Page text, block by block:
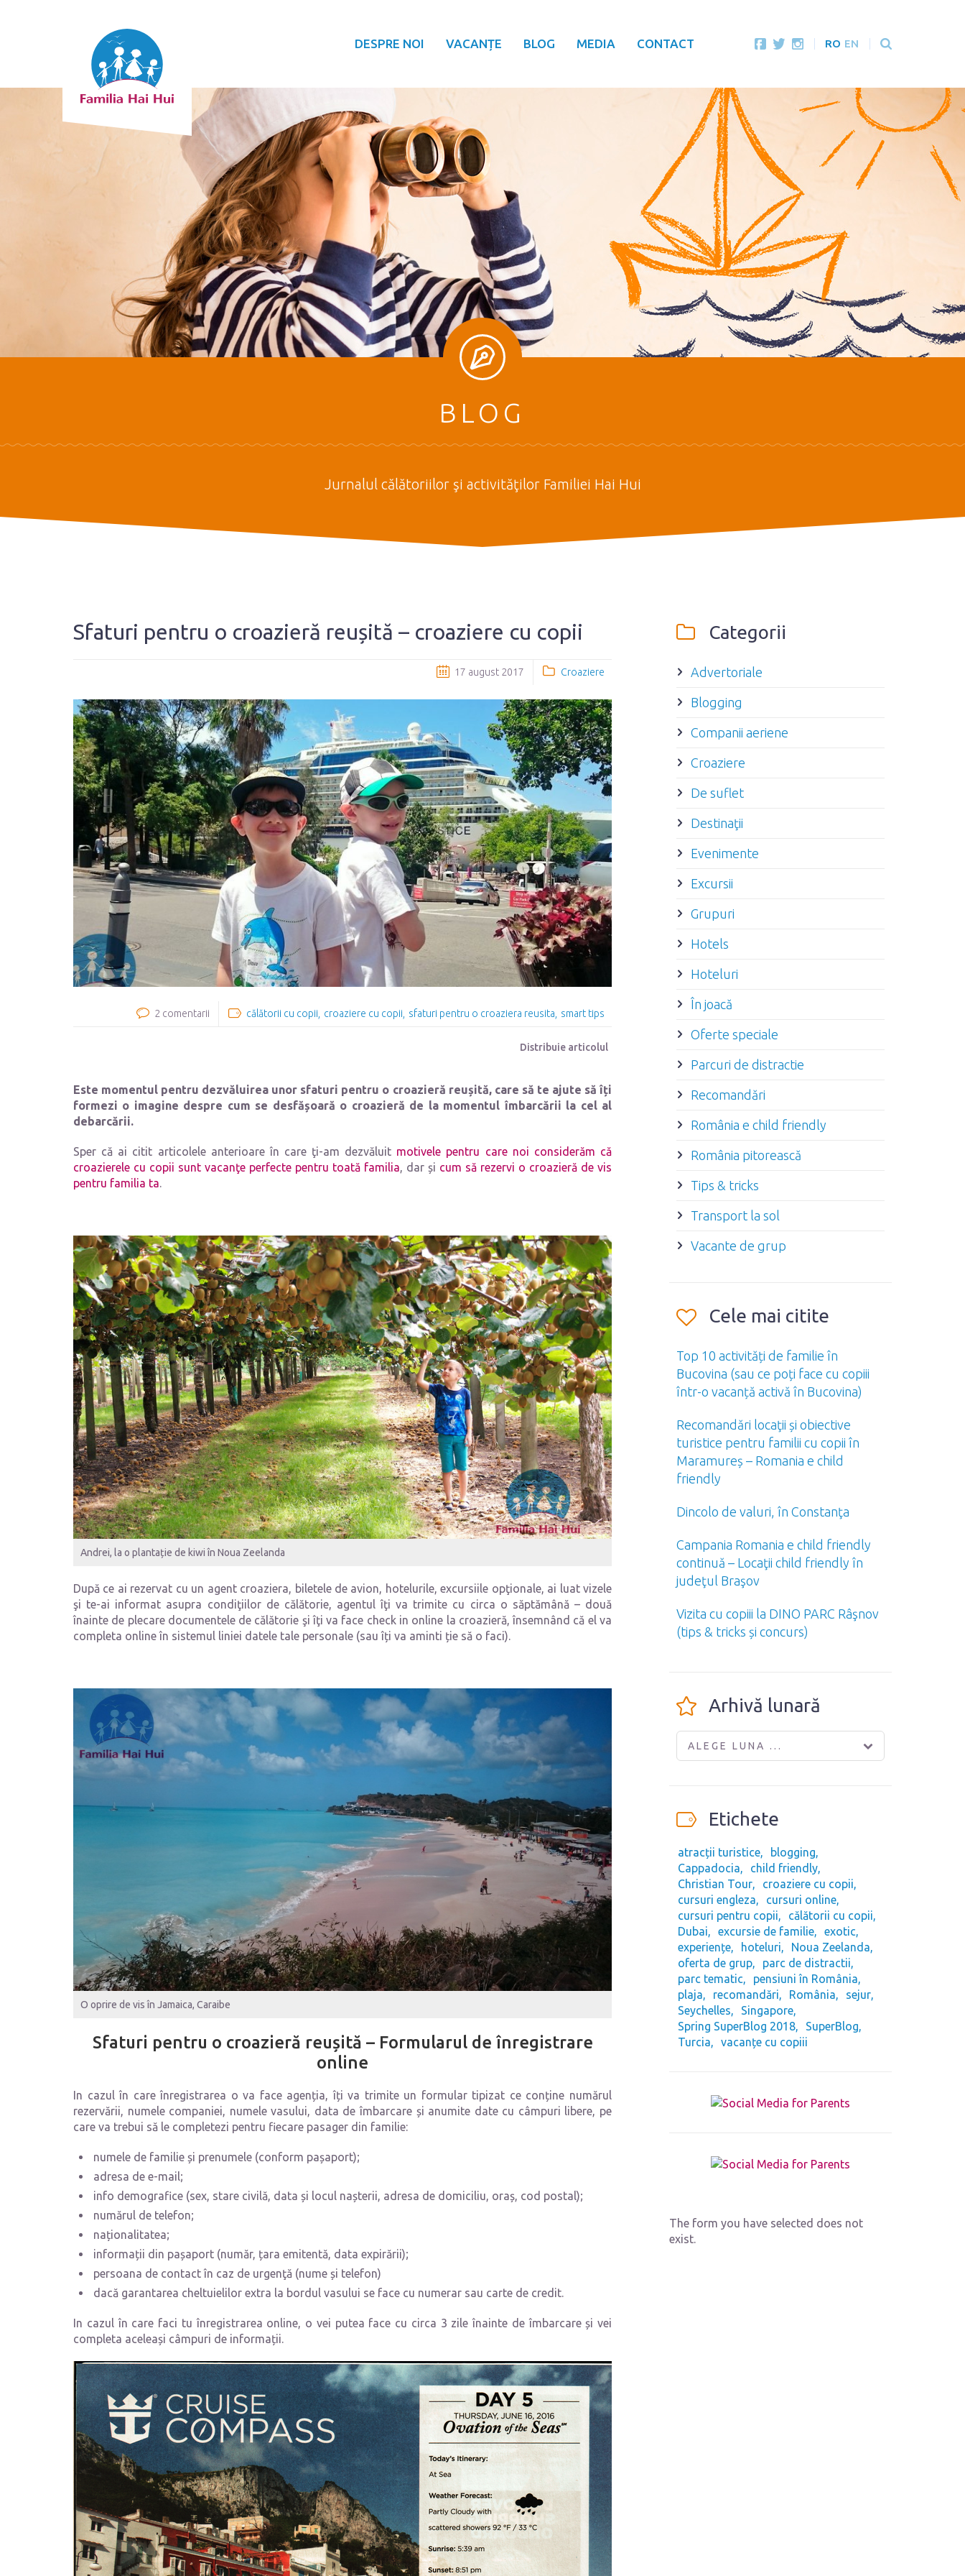
DESPRE NOI VACANȚE BLOG MEDIA CONTACT RO EN
BLOG
Jurnalul călătoriilor şi activităţilor Familiei Hai Hui
Sfaturi pentru o croazieră reușită – croaziere cu copii
17 august 2017 Croaziere
2 comentarii călătorii cu copii croaziere cu copii sfaturi pentru o croaziera reusita smart tips
Distribuie articolul
Este momentul pentru dezvăluirea unor sfaturi pentru o croazieră reușită, care să te ajute să îți
formezi o imagine despre cum se desfășoară o croazieră de la momentul îmbarcării la cel al
debarcării.
Sper că ai citit articolele anterioare în care ţi-am dezvăluit motivele pentru care noi considerăm că
croazierele cu copii sunt vacanţe perfecte pentru toată familia, dar și cum să rezervi o croazieră de vis
pentru familia ta.
Andrei, la o plantație de kiwi în Noua Zeelanda
După ce ai rezervat cu un agent croaziera, biletele de avion, hotelurile, excursiile opţionale, ai luat vizele
şi te-ai informat asupra condiţiilor de călătorie, agentul îţi va trimite cu circa o săptămână – două
înainte de plecare documentele de călătorie şi îţi va face check in online la croazieră, însemnând că el va
completa online în sistemul liniei datele tale personale (sau îți va aminti ție să o faci).
O oprire de vis în Jamaica, Caraibe
Sfaturi pentru o croazieră reușită – Formularul de înregistrare
online
In cazul în care înregistrarea o va face agenția, îți va trimite un formular tipizat ce conține numărul
rezervării, numele companiei, numele vasului, data de îmbarcare și anumite date cu câmpuri libere, pe
care va trebui să le completezi pentru fiecare pasager din familie:
numele de familie și prenumele (conform pașaport);
adresa de e-mail;
info demografice (sex, stare civilă, data și locul nașterii, adresa de domiciliu, oraș, cod postal);
numărul de telefon;
naționalitatea;
informații din pașaport (număr, țara emitentă, data expirării);
persoana de contact în caz de urgenţă (nume și telefon)
dacă garantarea cheltuielilor extra la bordul vasului se face cu numerar sau carte de credit.
In cazul în care faci tu înregistrarea online, o vei putea face cu circa 3 zile înainte de îmbarcare și vei
completa aceleași câmpuri de informații.
Categorii
Advertoriale
Blogging
Companii aeriene
Croaziere
De suflet
Destinaţii
Evenimente
Excursii
Grupuri
Hotels
Hoteluri
În joacă
Oferte speciale
Parcuri de distractie
Recomandări
România e child friendly
România pitorească
Tips & tricks
Transport la sol
Vacante de grup
Cele mai citite
Top 10 activități de familie în
Bucovina (sau ce poți face cu copiii
într-o vacanță activă în Bucovina)
Recomandări locaţii și obiective
turistice pentru familii cu copii în
Maramureș – Romania e child
friendly
Dincolo de valuri, în Constanţa
Campania Romania e child friendly
continuă – Locaţii child friendly în
judeţul Braşov
Vizita cu copiii la DINO PARC Râşnov
(tips & tricks și concurs)
Arhivă lunară
ALEGE LUNA ...
Etichete
atracții turistice
blogging
Cappadocia
child friendly
Christian Tour
croaziere cu copii
cursuri engleza
cursuri online
cursuri pentru copii
călătorii cu copii
Dubai
excursie de familie
exotic
experiențe
hoteluri
Noua Zeelanda
oferta de grup
parc de distractii
parc tematic
pensiuni în România
plaja
recomandări România
sejur
Seychelles
Singapore
Spring SuperBlog 2018
SuperBlog
Turcia
vacanțe cu copiii
The form you have selected does not
exist.